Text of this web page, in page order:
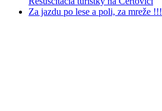
Za jazdu po lese a poli, za mreže !!!